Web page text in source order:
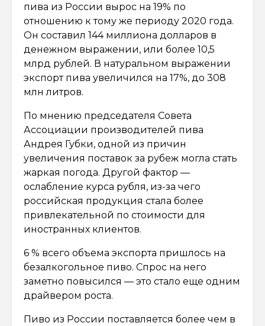
пива из России вырос на 19% по
отношению к тому же периоду 2020 года.
Он составил 144 миллиона долларов в
денежном выражении, или более 10,5
млрд рублей. В натуральном выражении
экспорт пива увеличился на 17%, до 308
млн литров.
По мнению председателя Совета
Ассоциации производителей пива
Андрея Губки, одной из причин
увеличения поставок за рубеж могла стать
жаркая погода. Другой фактор —
ослабление курса рубля, из-за чего
российская продукция стала более
привлекательной по стоимости для
иностранных клиентов.
6 % всего объема экспорта пришлось на
безалкогольное пиво. Спрос на него
заметно повысился — это стало еще одним
драйвером роста.
Пиво из России поставляется более чем в